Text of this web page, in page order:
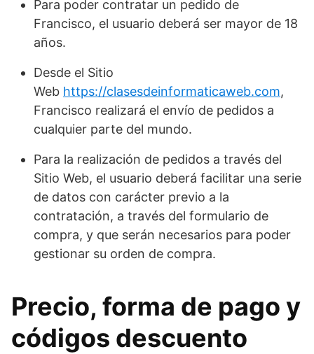
Para poder contratar un pedido de
Francisco, el usuario deberá ser mayor de 18
años.
Desde el Sitio
Web https://clasesdeinformaticaweb.com,
Francisco realizará el envío de pedidos a
cualquier parte del mundo.
Para la realización de pedidos a través del
Sitio Web, el usuario deberá facilitar una serie
de datos con carácter previo a la
contratación, a través del formulario de
compra, y que serán necesarios para poder
gestionar su orden de compra.
Precio, forma de pago y
códigos descuento